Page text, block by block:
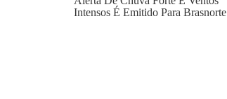
Intensos É Emitido Para Brasnorte